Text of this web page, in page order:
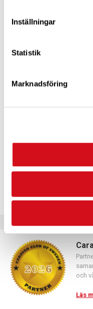
Inställningar
Statistik
Marknadsföring
Logga in med hjälp
och
Läs